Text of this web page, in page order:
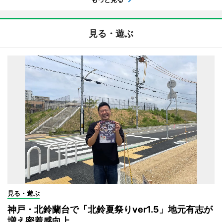
見る・遊ぶ
見る・遊ぶ
神戸・北鈴蘭台で「北鈴夏祭りver1.5」地元有志が